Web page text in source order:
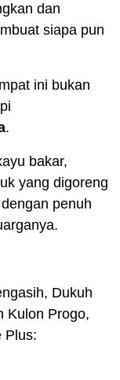
dan
siapa pun
ini bukan
.
bakar,
yang digoreng
penuh
Dukuh
Kulon Progo,
Plus: